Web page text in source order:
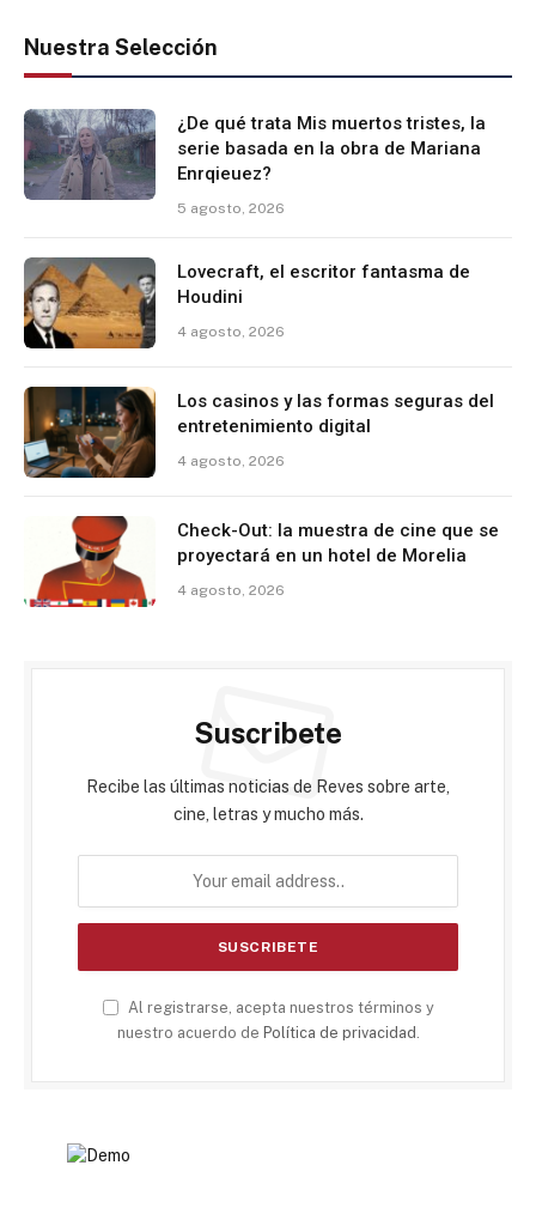
Nuestra Selección
¿De qué trata Mis muertos tristes, la
serie basada en la obra de Mariana
Enrqieuez?
5 agosto, 2026
Lovecraft, el escritor fantasma de
Houdini
4 agosto, 2026
Los casinos y las formas seguras del
entretenimiento digital
4 agosto, 2026
Check-Out: la muestra de cine que se
proyectará en un hotel de Morelia
4 agosto, 2026
Suscribete
Recibe las últimas noticias de Reves sobre arte,
cine, letras y mucho más.
Al registrarse, acepta nuestros términos y
nuestro acuerdo de Política de privacidad .